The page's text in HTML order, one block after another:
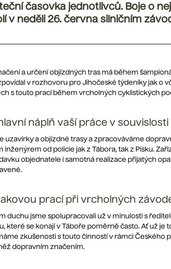
časovka jednotlivců. Boje o
v neděli 26. června silničním
a určení objízdných tras má během
v rozhovoru pro Jihočeské týdeníky jak o
s touto prací během vrcholných cyklistických
náplň vaší práce v
uzavírky a objízdné trasy a zpracováváme
inženýrem od policie jak z Tábora, tak z Písku.
objednatele i samotná realizace přijatých
prací při vrcholných
duchu jsme spolupracovali už v minulosti s
které se konají v Táboře poměrně často. Ať už
zkušenosti s touto činností v rámci
dopravním značením.